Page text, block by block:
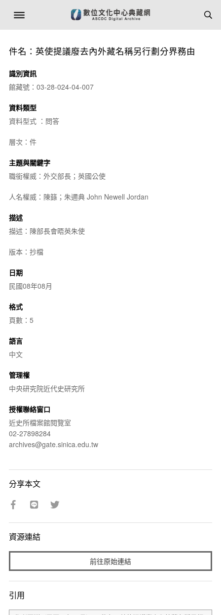
件名：英使提議廢去內外藏名稱另行劃分界務由
識別資訊
館藏號：03-28-024-04-007
資料類型
資料型式 ：問答
層次：件
主題與關鍵字
職銜權威：外交部長；英國公使
人名權威：陳籙；朱邇典 John Newell Jordan
描述
描述：陳部長會晤英朱使
版本：抄檔
日期
民國08年08月
格式
頁數：5
語言
中文
管理權
中央研究院近代史研究所
授權聯絡窗口
近史所檔案館閱覽室
02-27898284
archives@gate.sinica.edu.tw
分享本文
資源連結
前往原始連結
引用